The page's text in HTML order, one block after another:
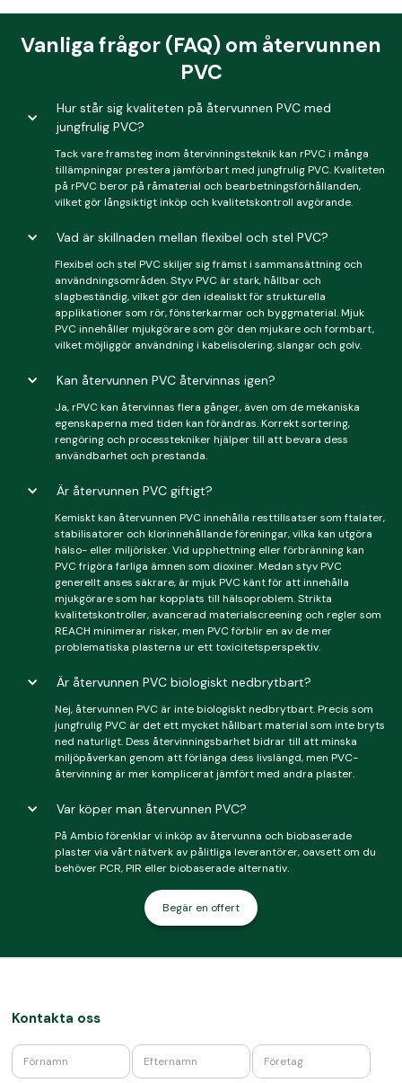
Vanliga frågor (FAQ) om återvunnen
PVC
Hur står sig kvaliteten på återvunnen PVC med
jungfrulig PVC?
Tack vare framsteg inom återvinningsteknik kan rPVC i många
tillämpningar prestera jämförbart med jungfrulig PVC. Kvaliteten
på rPVC beror på råmaterial och bearbetningsförhållanden,
vilket gör långsiktigt inköp och kvalitetskontroll avgörande.
Vad är skillnaden mellan flexibel och stel PVC?
Flexibel och stel PVC skiljer sig främst i sammansättning och
användningsområden. Styv PVC är stark, hållbar och
slagbeständig, vilket gör den idealiskt för strukturella
applikationer som rör, fönsterkarmar och byggmaterial. Mjuk
PVC innehåller mjukgörare som gör den mjukare och formbart,
vilket möjliggör användning i kabelisolering, slangar och golv.
Kan återvunnen PVC återvinnas igen?
Ja, rPVC kan återvinnas flera gånger, även om de mekaniska
egenskaperna med tiden kan förändras. Korrekt sortering,
rengöring och processtekniker hjälper till att bevara dess
användbarhet och prestanda.
Är återvunnen PVC giftigt?
Kemiskt kan återvunnen PVC innehålla resttillsatser som ftalater,
stabilisatorer och klorinnehållande föreningar, vilka kan utgöra
hälso- eller miljörisker. Vid upphettning eller förbränning kan
PVC frigöra farliga ämnen som dioxiner. Medan styv PVC
generellt anses säkrare, är mjuk PVC känt för att innehålla
mjukgörare som har kopplats till hälsoproblem. Strikta
kvalitetskontroller, avancerad materialscreening och regler som
REACH minimerar risker, men PVC förblir en av de mer
problematiska plasterna ur ett toxicitetsperspektiv.
Är återvunnen PVC biologiskt nedbrytbart?
Nej, återvunnen PVC är inte biologiskt nedbrytbart. Precis som
jungfrulig PVC är det ett mycket hållbart material som inte bryts
ned naturligt. Dess återvinningsbarhet bidrar till att minska
miljöpåverkan genom att förlänga dess livslängd, men PVC-
återvinning är mer komplicerat jämfört med andra plaster.
Var köper man återvunnen PVC?
På Ambio förenklar vi inköp av återvunna och biobaserade
plaster via vårt nätverk av pålitliga leverantörer, oavsett om du
behöver PCR, PIR eller biobaserade alternativ.
Begär en offert
Kontakta oss